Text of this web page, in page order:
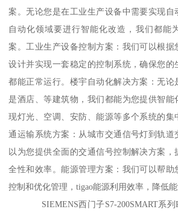
案。无论您是在工业生产设备中需要实现自
自动化领域要进行智能化改造，我们都能
案。工业生产设备控制方案：我们可以根据
设计并实现一套稳定的控制系统，确保您的
都能正常运行。楼宇自动化解决方案：无论
是酒店、等建筑物，我们都能为您提供智能
现灯光、空调、安防、能源等多个系统的集
通运输系统方案：从城市交通信号灯到轨道
以为您提供全面的交通信号控制解决方案
全性和效率。能源管理方案：我们可以帮助
控制和优化管理，tigao能源利用效率，降低能
SIEMENS西门子S7-200SMART系列